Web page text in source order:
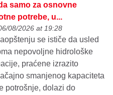
samo za osnovne
potrebe, u...
08/2026 at 19:28
se ističe da usled
nepovoljne hidrološke
praćene izrazito
smanjenog kapaciteta
potrošnje, dolazi do